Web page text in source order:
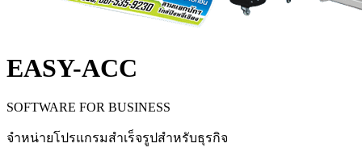
EASY-ACC
SOFTWARE FOR BUSINESS
จำหน่ายโปรแกรมสำเร็จรูปสำหรับธุรกิจ